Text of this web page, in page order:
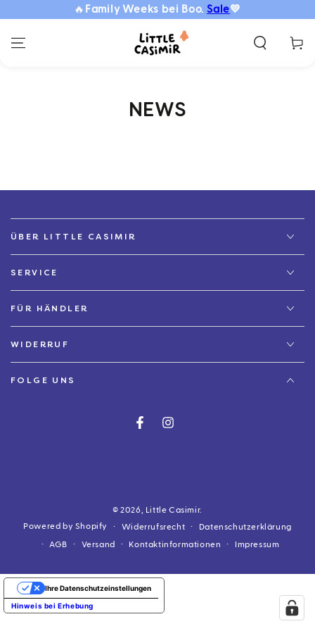
ZUM INHALT
SPRINGEN
🔥 Family Weeks bei Boo. Sale💛
NEWS
ÜBER LITTLE CASIMIR
SERVICE
FÜR HÄNDLER
WIDERRUF
FOLGE UNS
FacebookInstagram
© 2026, Little Casimir.
Powered by Shopify
Widerrufsrecht Datenschutzerklärung
AGB Versand Kontaktinformationen Impressum
Hinweis bei Erhebung
Ihre Datenschutzeinstellungen